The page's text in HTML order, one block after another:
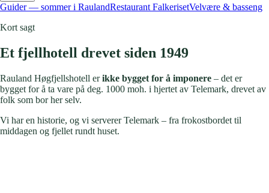
Guider — sommer i RaulandRestaurant FalkerisetVelvære & basseng
Kort sagt
Et fjellhotell drevet siden 1949
Rauland Høgfjellshotell erikke bygget for å imponere – det er
bygget for å ta vare på deg. 1000 moh. i hjertet av Telemark, drevet av
folk som bor her selv.
Vi har en historie, og vi serverer Telemark – fra frokostbordet til
middagen og fjellet rundt huset.